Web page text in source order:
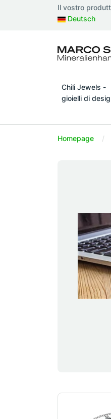
Il vostro
Deutsch
Chili Jewels -
gioielli di
Homepage